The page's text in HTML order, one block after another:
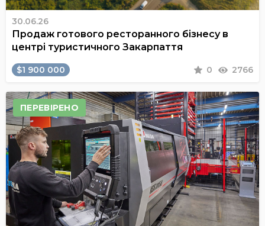
30.06.26
Продаж готового ресторанного бізнесу в
центрі туристичного Закарпаття
$1 900 000 0 2766
ПЕРЕВІРЕНО